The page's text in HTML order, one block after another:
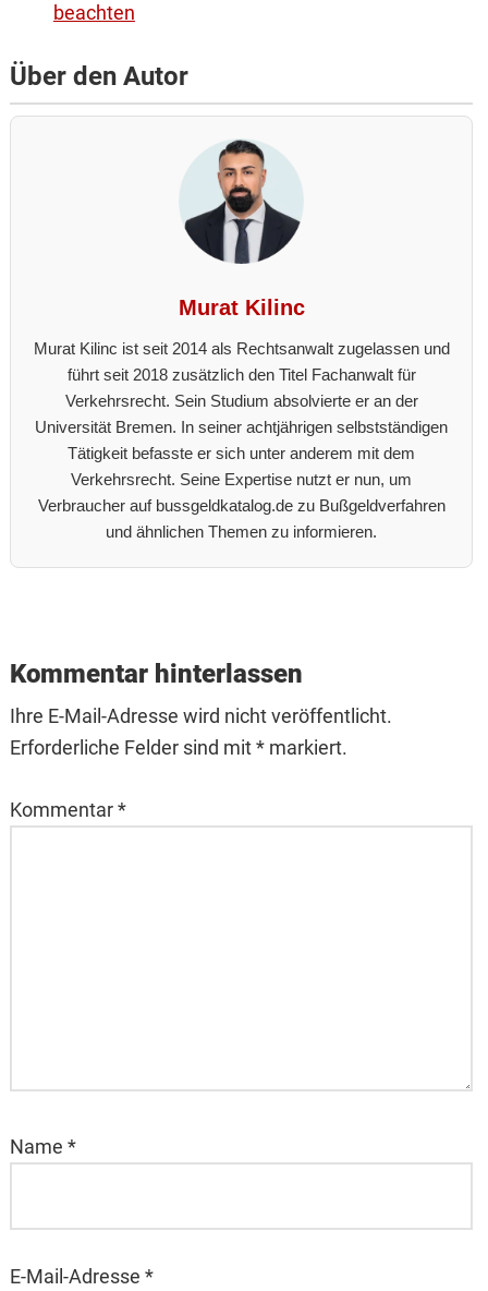
beachten
Über den Autor
Murat Kilinc
Murat Kilinc ist seit 2014 als Rechtsanwalt zugelassen und
führt seit 2018 zusätzlich den Titel Fachanwalt für
Verkehrsrecht. Sein Studium absolvierte er an der
Universität Bremen. In seiner achtjährigen selbstständigen
Tätigkeit befasste er sich unter anderem mit dem
Verkehrsrecht. Seine Expertise nutzt er nun, um
Verbraucher auf bussgeldkatalog.de zu Bußgeldverfahren
und ähnlichen Themen zu informieren.
Interactions
Kommentar hinterlassen
Ihre E-Mail-Adresse wird nicht veröffentlicht.
Erforderliche Felder sind mit * markiert.
Kommentar*
Name *
E-Mail-Adresse *